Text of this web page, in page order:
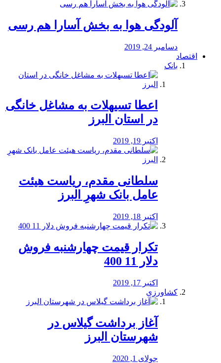
آلودگی هوا به بخش آسارا هم رسی
دسامبر 24, 2019
اقتصاد
بانک
️اعطا تسیهلات به مشاغل خانگی
در استان البرز
اکتبر 19, 2019
سلطانی مقدم، ریاست هیئت
عامل بانک شهرِ البرز
اکتبر 18, 2019
تکرار قیمت چهارشنبه فروش
دلار 11 400
اکتبر 17, 2019
کشاورزی
آغاز برداشت گیلاس در
شهرستان البرز
جولای 1, 2020